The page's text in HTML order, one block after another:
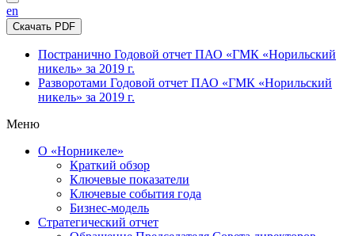
en
Скачать PDF
Постранично Годовой отчет ПАО «ГМК «Норильский
никель» за 2019 г.
Разворотами Годовой отчет ПАО «ГМК «Норильский
никель» за 2019 г.
Меню
О «Норникеле»
Краткий обзор
Ключевые показатели
Ключевые события года
Бизнес-модель
Стратегический отчет